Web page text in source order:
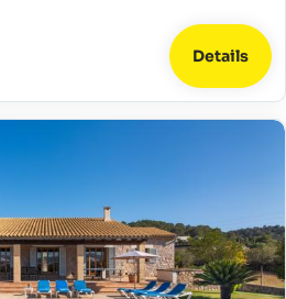
Details